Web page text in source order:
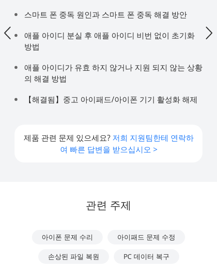
스마트 폰 중독 원인과 스마트 폰 중독 해결 방안
애플 아이디 분실 후 애플 아이디 비번 없이 초기화
방법
애플 아이디가 유효 하지 않거나 지원 되지 않는 상황
의 해결 방법
【해결됨】중고 아이패드/아이폰 기기 활성화 해제
제품 관련 문제 있으세요? 저희 지원팀한테 연락하
여 빠른 답변을 받으십시오 >
관련 주제
아이폰 문제 수리 아이패드 문제 수정
손상된 파일 복원 PC 데이터 복구